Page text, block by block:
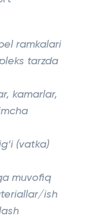
ramkalari
tarzda
kamarlar,
(vatka)
muvofiq
ish